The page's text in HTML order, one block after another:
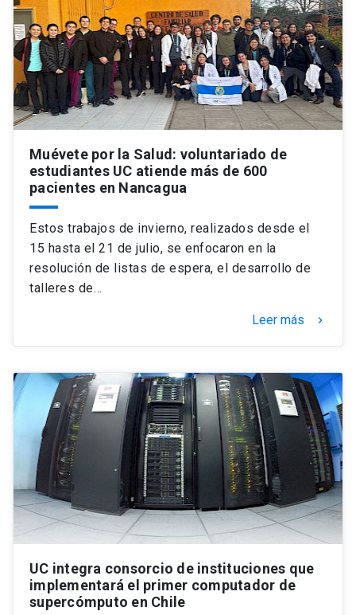
Muévete por la Salud: voluntariado de
estudiantes UC atiende más de 600
pacientes en Nancagua
Estos trabajos de invierno, realizados desde el
15 hasta el 21 de julio, se enfocaron en la
resolución de listas de espera, el desarrollo de
talleres de…
Leer más keyboard_arrow_right
UC integra consorcio de instituciones que
implementará el primer computador de
supercómputo en Chile